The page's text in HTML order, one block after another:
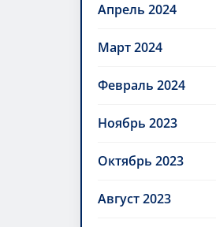
Апрель 2024
Март 2024
Февраль 2024
Ноябрь 2023
Октябрь 2023
Август 2023